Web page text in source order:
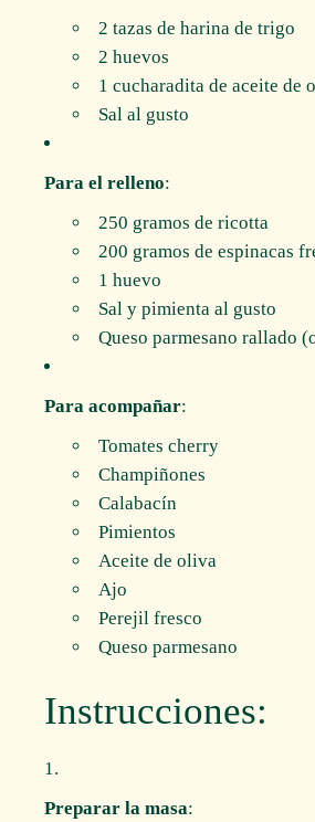
2 tazas de harina de trigo
2 huevos
1 cucharadita de aceite de
Sal al gusto
Para el relleno:
250 gramos de ricotta
200 gramos de espinacas
1 huevo
Sal y pimienta al gusto
Queso parmesano rallado
Para acompañar:
Tomates cherry
Champiñones
Calabacín
Pimientos
Aceite de oliva
Ajo
Perejil fresco
Queso parmesano
Instrucciones:
Preparar la masa: